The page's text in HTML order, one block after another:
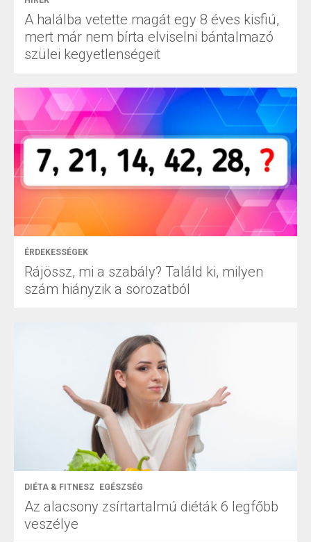
A halálba vetette magát egy 8 éves kisfiú,
mert már nem bírta elviselni bántalmazó
szülei kegyetlenségeit
ÉRDEKESSÉGEK
Rájössz, mi a szabály? Találd ki, milyen
szám hiányzik a sorozatból
DIÉTA & FITNESZ EGÉSZSÉG
Az alacsony zsírtartalmú diéták 6 legfőbb
veszélye